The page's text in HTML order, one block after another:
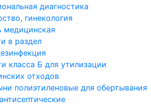
диагностика
гинекология
медицинская
в раздел
класса Б для утилизации
отходов
полиэтиленовые для обертывания